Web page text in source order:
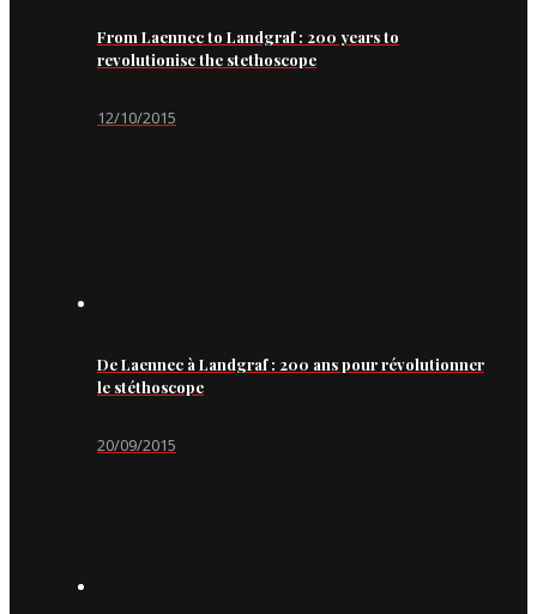
From Laennec to Landgraf : 200 years to
revolutionise the stethoscope
12/10/2015
De Laennec à Landgraf : 200 ans pour révolutionner
le stéthoscope
20/09/2015